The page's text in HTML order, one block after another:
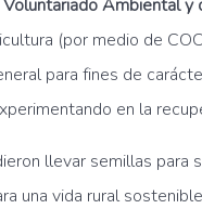
Voluntariado Ambiental y
(por medio de
para fines de
en la
llevar semillas
una vida rural